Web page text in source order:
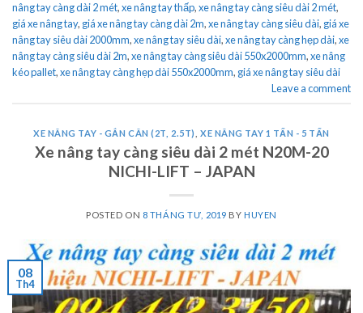
nâng tay càng dài 2 mét,xe nâng tay thấp,xe nâng tay càng siêu dài 2 mét,
giá xe nâng tay, giá xe nâng tay càng dài 2m,xe nâng tay càng siêu dài, giá xe
nâng tay siêu dài 2000mm,xe nâng tay siêu dài,xe nâng tay càng hẹp dài,xe
nâng tay càng siêu dài 2m,xe nâng tay càng siêu dài 550x2000mm,xe nâng
kéo pallet,xe nâng tay càng hẹp dài 550x2000mm, giá xe nâng tay siêu dài
Leave a comment
XE NÂNG TAY - GẮN CÂN (2T, 2.5T) ,XE NÂNG TAY 1 TẤN - 5 TẤN
Xe nâng tay càng siêu dài 2 mét N20M-20
NICHI-LIFT – JAPAN
POSTED ON 8 THÁNG TƯ, 2019 BY HUYEN
08
Th4